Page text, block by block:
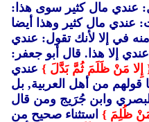
عندي مال كثير سوى هذا:
عندي مال كثير وهذا أيضا
في إلا لأنك تقول: عندي
إلا هذا. قال أبو جعفر:
إِلا مَنْ ظَلَمَ ثُمَّ بَدَّلَ } عندي
قولهم من أهل العربية, بل
وابن جُرَيج ومن قال
مَنْ ظُلِمَ } استثناء صحيح من